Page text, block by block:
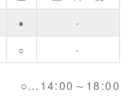
●
-
○ -
○…14:00～18:00